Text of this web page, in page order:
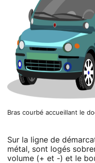
Bras courbé accueillant le
Sur la ligne de
métal, sont logés
volume (+ et -) et le